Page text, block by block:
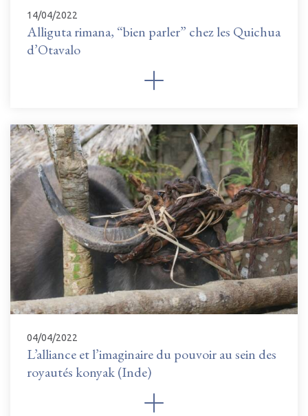
14/04/2022
Alliguta rimana, “bien parler” chez les Quichua
d’Otavalo
04/04/2022
L’alliance et l’imaginaire du pouvoir au sein des
royautés konyak (Inde)